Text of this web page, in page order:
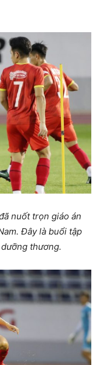
nuốt trọn giáo án
Đây là buổi tập
thương.